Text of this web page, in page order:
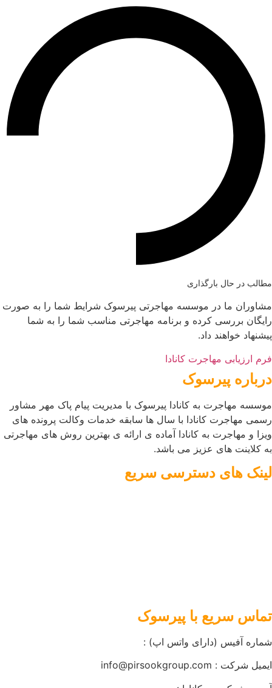
مطالب در حال بارگذاری
مشاوران ما در موسسه مهاجرتی پیرسوک شرایط شما را به صورت
رایگان بررسی کرده و برنامه مهاجرتی مناسب شما را به شما
پیشنهاد خواهند داد.
فرم ارزیابی مهاجرت کانادا
درباره پیرسوک
موسسه مهاجرت به کانادا پیرسوک با مدیریت پیام پاک مهر مشاور
رسمی مهاجرت کانادا با سال ها سابقه خدمات وکالت پرونده های
ویزا و مهاجرت به کانادا آماده ی ارائه ی بهترین روش های مهاجرتی
به کلاینت های عزیز می باشد.
لینک های دسترسی سریع
تماس سریع با پیرسوک
شماره آفیس (دارای واتس اپ) :
ایمیل شرکت : info@pirsookgroup.com